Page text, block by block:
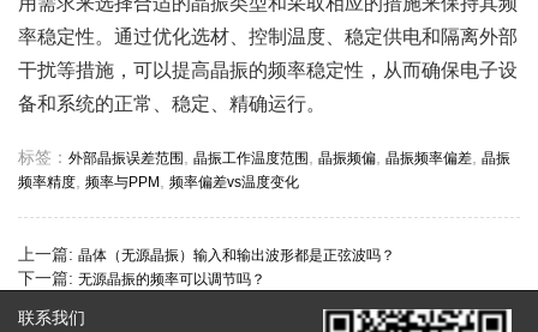
率稳定性。通过优化选材、控制温度、稳定供电和隔离外部
干扰等措施，可以提高晶振的频率稳定性，从而确保电子设
备和系统的正常、稳定、精确运行。
标签： 外部晶振误差范围 晶振工作温度范围 晶振频偏 晶振频率偏差 晶振
频率精度 频率与PPM 频率偏差vs温度变化
上一篇: 晶体（无源晶振）输入和输出波形都是正弦波吗？
下一篇: 无源晶振的频率可以调节吗？
联系我们